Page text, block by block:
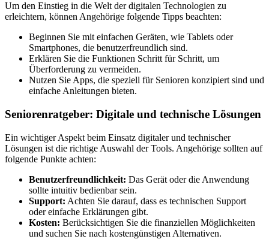
Um den Einstieg in die Welt der digitalen Technologien zu
erleichtern, können Angehörige folgende Tipps beachten:
Beginnen Sie mit einfachen Geräten, wie Tablets oder
Smartphones, die benutzerfreundlich sind.
Erklären Sie die Funktionen Schritt für Schritt, um
Überforderung zu vermeiden.
Nutzen Sie Apps, die speziell für Senioren konzipiert sind und
einfache Anleitungen bieten.
Seniorenratgeber: Digitale und technische Lösungen
Ein wichtiger Aspekt beim Einsatz digitaler und technischer
Lösungen ist die richtige Auswahl der Tools. Angehörige sollten auf
folgende Punkte achten:
Benutzerfreundlichkeit: Das Gerät oder die Anwendung
sollte intuitiv bedienbar sein.
Support: Achten Sie darauf, dass es technischen Support
oder einfache Erklärungen gibt.
Kosten: Berücksichtigen Sie die finanziellen Möglichkeiten
und suchen Sie nach kostengünstigen Alternativen.